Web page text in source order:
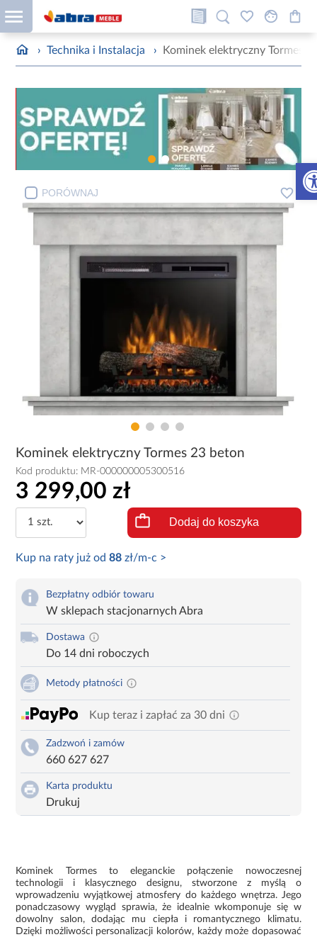
› Technika i Instalacja › Kominek elektryczny Tormes
PORÓWNAJ
Kominek elektryczny Tormes 23 beton
Kod produktu: MR-000000005300516
3 299,00 zł
Dodaj do koszyka
Kup na raty już od88 zł/m-c >
Bezpłatny odbiór towaru
W sklepach stacjonarnych Abra
Dostawa
Do 14 dni roboczych
Metody płatności
Kup teraz i zapłać za 30 dni
Zadzwoń i zamów
660 627 627
Karta produktu
Drukuj
Kominek Tormes to eleganckie połączenie nowoczesnej
technologii i klasycznego designu, stworzone z myślą o
wprowadzeniu wyjątkowej atmosfery do każdego wnętrza. Jego
ponadczasowy wygląd sprawia, że idealnie wkomponuje się w
dowolny salon, dodając mu ciepła i romantycznego klimatu.
Dzięki możliwości personalizacji kolorów, każdy może dopasować